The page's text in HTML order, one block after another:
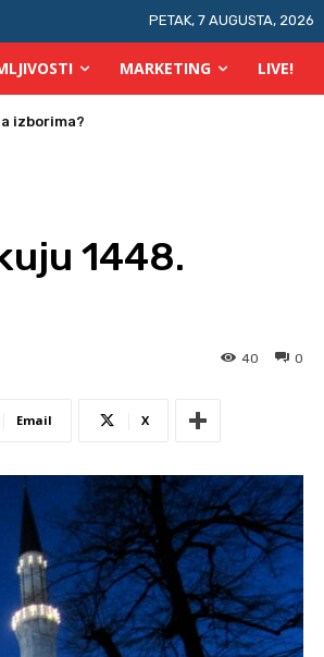
PETAK, 7 AUGUSTA, 2026
MARKETING LIVE!
1448.
0
40
Email X